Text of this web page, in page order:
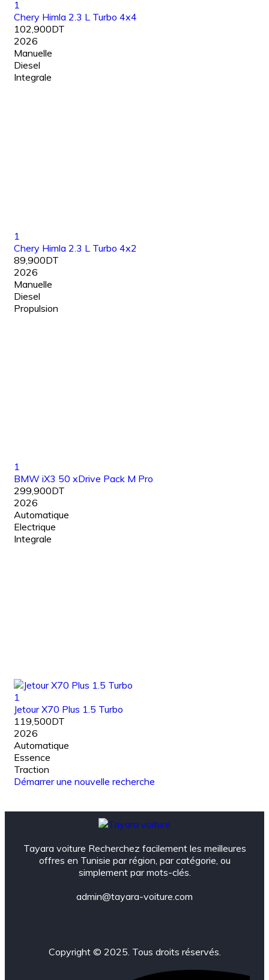
1
Chery Himla 2.3 L Turbo 4x4
102,900DT
2026
Manuelle
Diesel
Integrale
1
Chery Himla 2.3 L Turbo 4x2
89,900DT
2026
Manuelle
Diesel
Propulsion
1
BMW iX3 50 xDrive Pack M Pro
299,900DT
2026
Automatique
Electrique
Integrale
1
Jetour X70 Plus 1.5 Turbo
119,500DT
2026
Automatique
Essence
Traction
Démarrer une nouvelle recherche
Tayara voiture Recherchez facilement les meilleures
offres en Tunisie par région, par catégorie, ou
simplement par mots-clés.
admin@tayara-voiture.com
Copyright © 2025. Tous droits réservés.